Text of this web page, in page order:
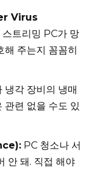
Virus
트리밍 PC가 망
해 주는지 꼼꼼히
냉각 장비의 냉매
관련 없을 수도 있
PC 청소나 서
안 돼. 직접 해야